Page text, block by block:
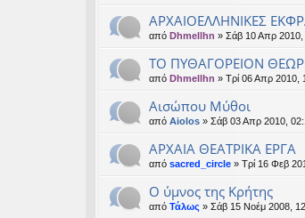
ΑΡΧΑΙΟΕΛΛΗΝΙΚΕΣ
από Dhmellhn » Σάβ 10 Απρ 2010,
ΤΟ ΠΥΘΑΓΟΡΕΙΟΝ
από Dhmellhn » Τρί 06 Απρ 2010,
Αισώπου Μύθοι
από Aiolos » Σάβ 03 Απρ 2010,
ΑΡΧΑΙΑ ΘΕΑΤΡΙΚΑ ΕΡΓΑ
από sacred_circle » Τρί 16 Φεβ
Ο ύμνος της Κρήτης
από Τάλως » Σάβ 15 Νοέμ 2008,